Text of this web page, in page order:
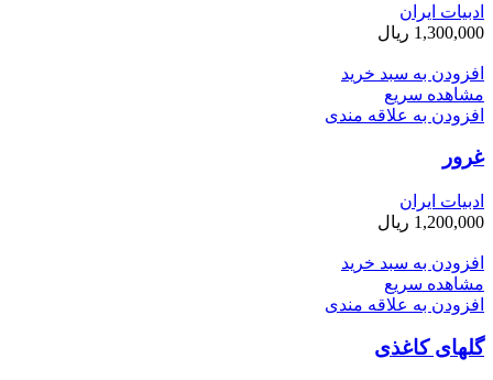
ادبیات ایران
1,300,000 ریال
افزودن به سبد خرید
مشاهده سریع
افزودن به علاقه مندی
غرور
ادبیات ایران
1,200,000 ریال
افزودن به سبد خرید
مشاهده سریع
افزودن به علاقه مندی
گلهای کاغذی